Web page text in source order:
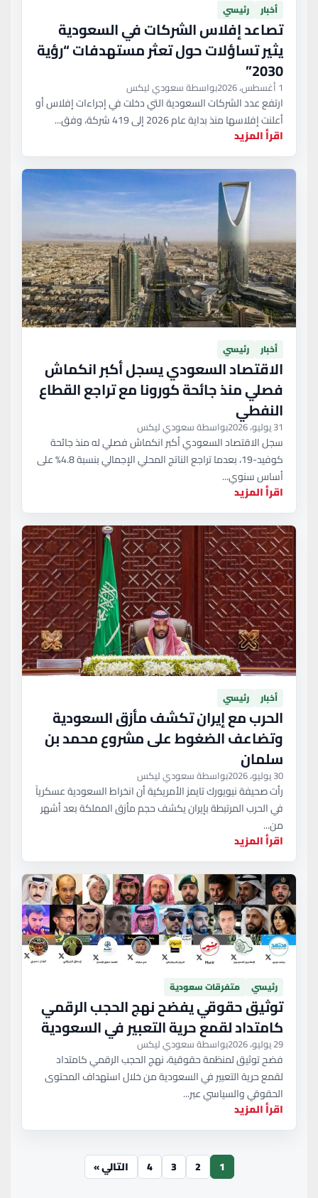
أخبار رئيسي
تصاعد إفلاس الشركات في السعودية
يثير تساؤلات حول تعثر مستهدفات “رؤية
2030”
1 أغسطس، 2026 بواسطة سعودي ليكس
ارتفع عدد الشركات السعودية التي دخلت في إجراءات إفلاس أو
أعلنت إفلاسها منذ بداية عام 2026 إلى 419 شركة، وفق...
اقرأ المزيد
أخبار رئيسي
الاقتصاد السعودي يسجل أكبر انكماش
فصلي منذ جائحة كورونا مع تراجع القطاع
النفطي
31 يوليو، 2026 بواسطة سعودي ليكس
سجل الاقتصاد السعودي أكبر انكماش فصلي له منذ جائحة
كوفيد-19، بعدما تراجع الناتج المحلي الإجمالي بنسبة 4.8% على
أساس سنوي...
اقرأ المزيد
أخبار رئيسي
الحرب مع إيران تكشف مأزق السعودية
وتضاعف الضغوط على مشروع محمد بن
سلمان
30 يوليو، 2026 بواسطة سعودي ليكس
رأت صحيفة نيويورك تايمز الأمريكية أن انخراط السعودية عسكرياً
في الحرب المرتبطة بإيران يكشف حجم مأزق المملكة بعد أشهر
من...
اقرأ المزيد
رئيسي متفرقات سعودية
توثيق حقوقي يفضح نهج الحجب الرقمي
كامتداد لقمع حرية التعبير في السعودية
29 يوليو، 2026 بواسطة سعودي ليكس
فضح توثيق لمنظمة حقوقية، نهج الحجب الرقمي كامتداد
لقمع حرية التعبير في السعودية من خلال استهداف المحتوى
الحقوقي والسياسي عبر...
اقرأ المزيد
1
2
3
4 التالي »